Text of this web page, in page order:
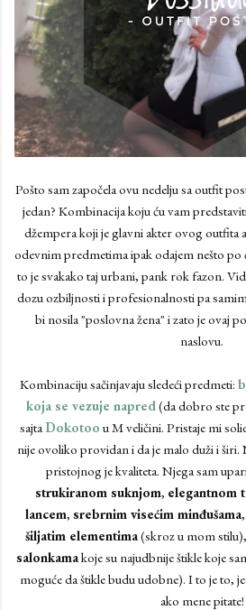
Pošto sam započela ovu nedelju sa outfit
jedan? Kombinacija koju ću vam
džempera koji je glavni akter ovog outfita
odevnim predmetima ipak odajem nešto po
to je svakako taj urbani, pank rok fazon.
dozu ozbiljnosti i profesionalnosti pa
bi nosila "poslovna žena" i zato je ovaj
naslovu.
Kombinaciju sačinjavaju sledeći predmeti:
koja se vezuje napred (da dobro ste
sajta Dokotoo u M veličini. Pristaje mi
nije ovoliko providan i da je malo duži i širi.
pristojnog je kvaliteta. Njega sam
strukiranom suknjom, elegantnom
lancem, srebrnim visećim minđušama,
šiljatim elementima(skroz u mom
salonkamakoje su najudbnije štikle koje
moguće da štikle budu udobne). I to je to,
ako mene pitate!